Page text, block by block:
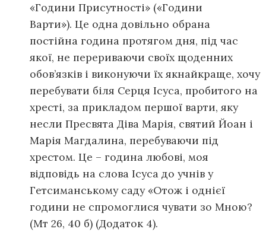
«Години Присутності» («Години
Варти»). Це одна довільно обрана
постійна година протягом дня, під час
якої, не перериваючи своїх щоденних
обов’язків і виконуючи їх якнайкраще, хочу
перебувати біля Серця Ісуса, пробитого на
хресті, за прикладом першої варти, яку
несли Пресвята Діва Марія, святий Йоан і
Марія Магдалина, перебуваючи під
хрестом. Це – година любові, моя
відповідь на слова Ісуса до учнів у
Гетсиманському саду «Отож і однієї
години не спромоглися чувати зо Мною?
(Мт 26, 40 б) (Додаток 4).